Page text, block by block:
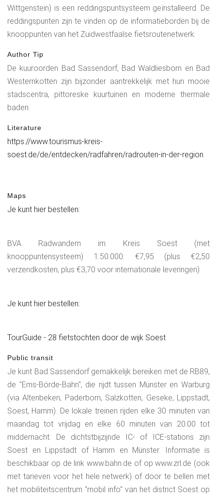
Wittgenstein) is een reddingspuntsysteem geïnstalleerd. De
reddingspunten zijn te vinden op de informatieborden bij de
knooppunten van het Zuidwestfaalse fietsroutenetwerk.
Author Tip
De kuuroorden Bad Sassendorf, Bad Waldliesborn en Bad
Westernkotten zijn bijzonder aantrekkelijk met hun mooie
stadscentra, pittoreske kuurtuinen en moderne thermale
baden.
Literature
https://www.tourismus-kreis-
soest.de/de/entdecken/radfahren/radrouten-in-der-region
Maps
Je kunt hier bestellen:
BVA Radwandern im Kreis Soest (met
knooppuntensysteem) 1:50.000: €7,95 (plus €2,50
verzendkosten, plus €3,70 voor internationale leveringen)
Je kunt hier bestellen:
TourGuide - 28 fietstochten door de wijk Soest
Public transit
Je kunt Bad Sassendorf gemakkelijk bereiken met de RB89,
de "Ems-Börde-Bahn", die rijdt tussen Münster en Warburg
(via Altenbeken, Paderborn, Salzkotten, Geseke, Lippstadt,
Soest, Hamm). De lokale treinen rijden elke 30 minuten van
maandag tot vrijdag en elke 60 minuten van 20.00 tot
middernacht. De dichtstbijzijnde IC- of ICE-stations zijn
Soest en Lippstadt of Hamm en Münster. Informatie is
beschikbaar op de link www.bahn.de of op www.zrl.de (ook
met tarieven voor het hele netwerk) of door te bellen met
het mobiliteitscentrum "mobil info" van het district Soest op